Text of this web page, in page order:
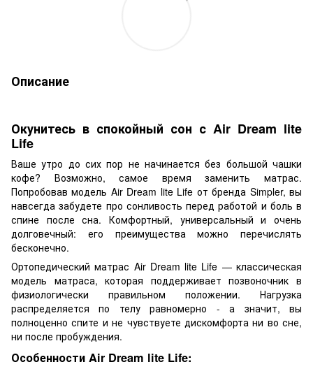
Описание
Окунитесь в спокойный сон с Air Dream lite
Life
Ваше утро до сих пор не начинается без большой чашки
кофе? Возможно, самое время заменить матрас.
Попробовав модель Air Dream lite Life от бренда Simpler, вы
навсегда забудете про сонливость перед работой и боль в
спине после сна. Комфортный, универсальный и очень
долговечный: его преимущества можно перечислять
бесконечно.
Ортопедический матрас Air Dream lite Life — классическая
модель матраса, которая поддерживает позвоночник в
физиологически правильном положении. Нагрузка
распределяется по телу равномерно - а значит, вы
полноценно спите и не чувствуете дискомфорта ни во сне,
ни после пробуждения.
Особенности Air Dream lite Life: